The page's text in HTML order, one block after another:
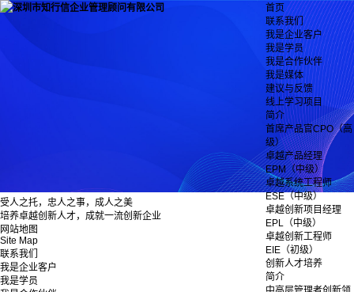
首页
联系我们
我是企业客户
我是学员
我是合作伙伴
我是媒体
建议与反馈
线上学习项目
简介
首席产品官CPO（高
级）
卓越产品经理
EPM（中级）
卓越系统工程师
ESE（中级）
卓越创新项目经理
EPL（中级）
卓越创新工程师
EIE（初级）
创新人才培养
简介
受人之托，忠人之事，成人之美
培养卓越创新人才，成就一流创新企业
网站地图
Site Map
联系我们
我是企业客户
我是学员